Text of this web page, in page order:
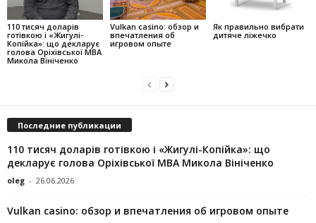
110 тисяч доларів
готівкою і «Жигулі-
Копійка»: що декларує
голова Оріхівської МВА
Микола Вініченко
Vulkan casino: обзор и
впечатления об
игровом опыте
Як правильно вибрати
дитяче ліжечко
Последние публикации
110 тисяч доларів готівкою і «Жигулі-Копійка»: що
декларує голова Оріхівської МВА Микола Вініченко
oleg - 26.06.2026
Vulkan casino: обзор и впечатления об игровом опыте